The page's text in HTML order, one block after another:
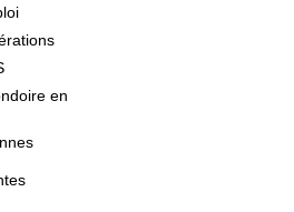
en